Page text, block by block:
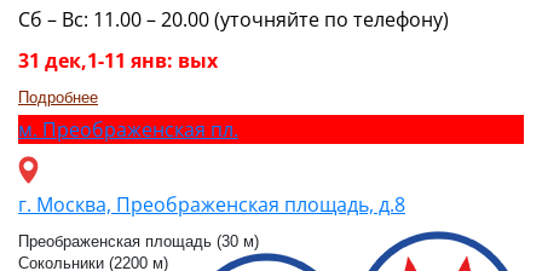
Сб – Вс: 11.00 – 20.00 (уточняйте по телефону)
31 дек,1-11 янв: вых
Подробнее
м. Преображенская пл.
г. Москва, Преображенская площадь, д.8
Преображенская площадь (30 м)
Сокольники (2200 м)